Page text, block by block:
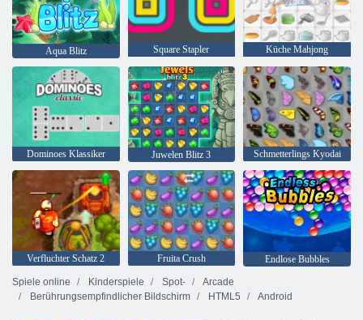
Aqua Blitz Square Stapler Küche Mahjong
Dominoes Klassiker Juwelen Blitz 3 Schmetterlings Kyodai
Verfluchter Schatz 2 Fruita Crush
Endlose Bubbles
Spiele online
Kinderspiele Spot-
Arcade
Berührungsempfindlicher Bildschirm
HTML5 Android